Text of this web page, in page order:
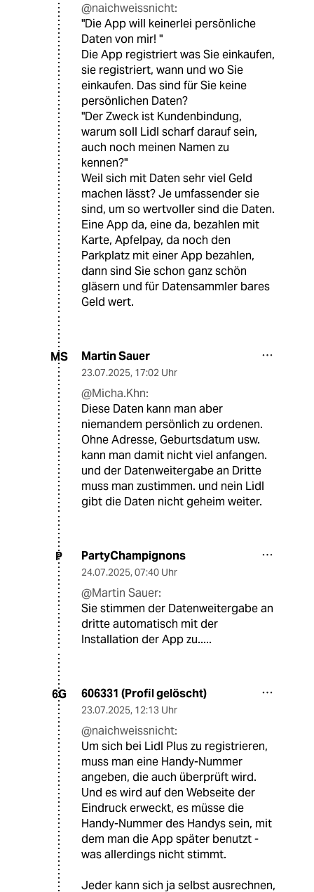
@naichweissnicht:
"Die App will keinerlei persönliche
Daten von mir! "
Die App registriert was Sie einkaufen,
sie registriert, wann und wo Sie
einkaufen. Das sind für Sie keine
persönlichen Daten?
"Der Zweck ist Kundenbindung,
warum soll Lidl scharf darauf sein,
auch noch meinen Namen zu
kennen?"
Weil sich mit Daten sehr viel Geld
machen lässt? Je umfassender sie
sind, um so wertvoller sind die Daten.
Eine App da, eine da, bezahlen mit
Karte, Apfelpay, da noch den
Parkplatz mit einer App bezahlen,
dann sind Sie schon ganz schön
gläsern und für Datensammler bares
Geld wert.
MS Martin Sauer
23.07.2025, 17:02 Uhr
@Micha.Khn:
Diese Daten kann man aber
niemandem persönlich zu ordenen.
Ohne Adresse, Geburtsdatum usw.
kann man damit nicht viel anfangen.
und der Datenweitergabe an Dritte
muss man zustimmen. und nein Lidl
gibt die Daten nicht geheim weiter.
P PartyChampignons
24.07.2025, 07:40 Uhr
@Martin Sauer:
Sie stimmen der Datenweitergabe an
dritte automatisch mit der
Installation der App zu.....
6G 606331 (Profil gelöscht)
23.07.2025, 12:13 Uhr
@naichweissnicht:
Um sich bei Lidl Plus zu registrieren,
muss man eine Handy-Nummer
angeben, die auch überprüft wird.
Und es wird auf den Webseite der
Eindruck erweckt, es müsse die
Handy-Nummer des Handys sein, mit
dem man die App später benutzt -
was allerdings nicht stimmt.
Jeder kann sich ja selbst ausrechnen,